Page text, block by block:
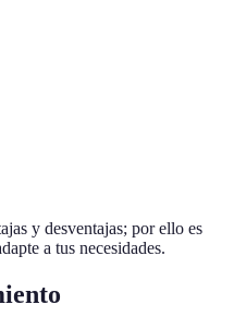
y desventajas; por ello es
a tus necesidades.